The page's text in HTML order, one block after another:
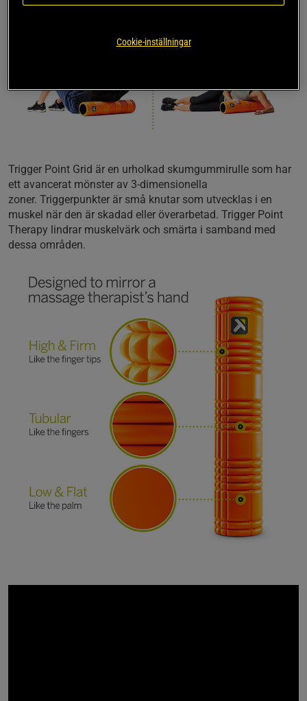
Trigger Point Grid är en urholkad skumgummirulle som har
ett avancerat mönster av 3-dimensionella
zoner. Triggerpunkter är små knutar som utvecklas i en
muskel när den är skadad eller överarbetad. Trigger Point
Therapy lindrar muskelvärk och smärta i samband med
dessa områden.
Cookie-inställningar